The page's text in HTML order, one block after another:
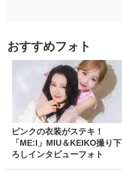
おすすめフォト
ピンクの衣装がステキ！
「ME:I」MIU＆KEIKO撮り下
ろしインタビューフォト